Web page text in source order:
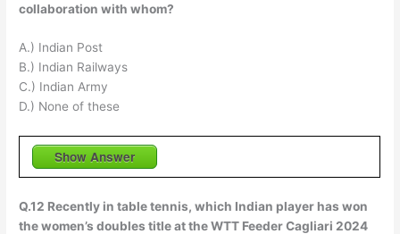
collaboration with whom?
A.) Indian Post
B.) Indian Railways
C.) Indian Army
D.) None of these
Show Answer
Q.12 Recently in table tennis, which Indian player has won
the women’s doubles title at the WTT Feeder Cagliari 2024